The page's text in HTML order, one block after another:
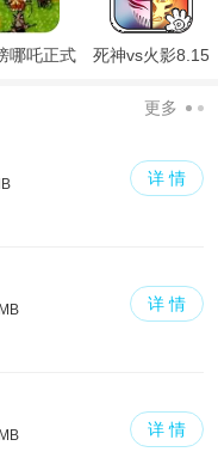
哪吒正式
死神vs火影8.15
更多
详 情
详 情
详 情